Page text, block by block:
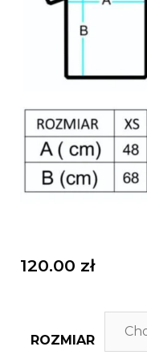
120.00 zł
ROZMIAR